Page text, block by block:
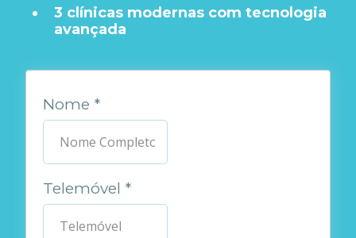
3 clínicas modernas com tecnologia
avançada
Nome *
Telemóvel *